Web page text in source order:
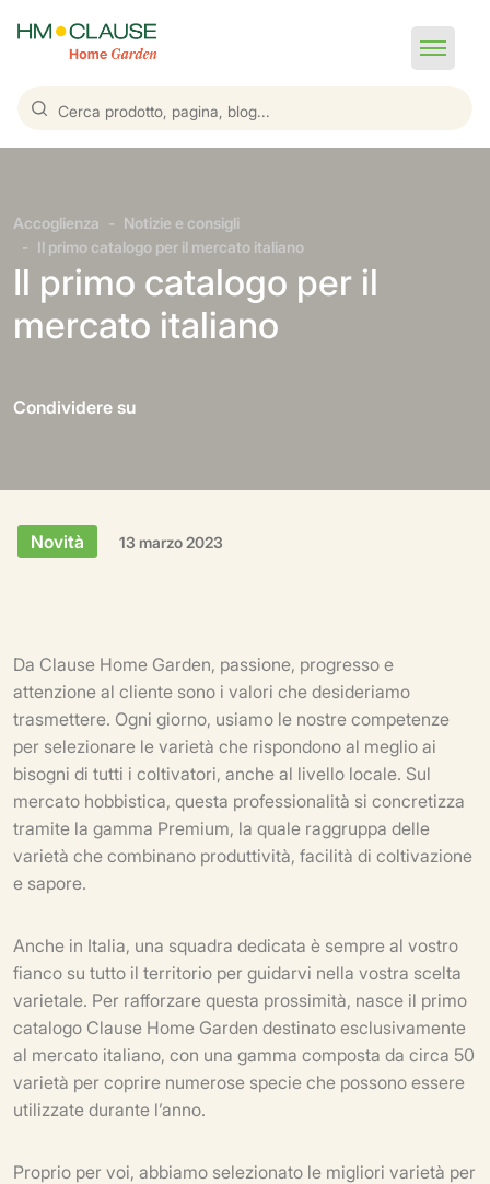
Accoglienza
Notizie e consigli
Il primo catalogo per il mercato italiano
Il primo catalogo per il
mercato italiano
Condividere su
Novità 13 marzo 2023
Da Clause Home Garden, passione, progresso e
attenzione al cliente sono i valori che desideriamo
trasmettere. Ogni giorno, usiamo le nostre competenze
per selezionare le varietà che rispondono al meglio ai
bisogni di tutti i coltivatori, anche al livello locale. Sul
mercato hobbistica, questa professionalità si concretizza
tramite la gamma Premium, la quale raggruppa delle
varietà che combinano produttività, facilità di coltivazione
e sapore.
Anche in Italia, una squadra dedicata è sempre al vostro
fianco su tutto il territorio per guidarvi nella vostra scelta
varietale. Per rafforzare questa prossimità, nasce il primo
catalogo Clause Home Garden destinato esclusivamente
al mercato italiano, con una gamma composta da circa 50
varietà per coprire numerose specie che possono essere
utilizzate durante l’anno.
Proprio per voi, abbiamo selezionato le migliori varietà per